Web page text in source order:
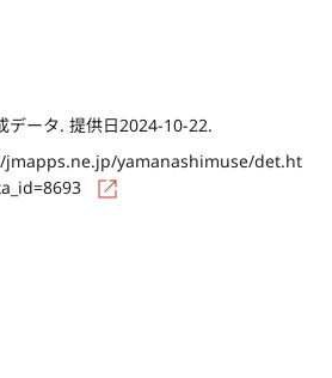
データ. 提供日2024-10-22.
yamanashimuse/det.ht